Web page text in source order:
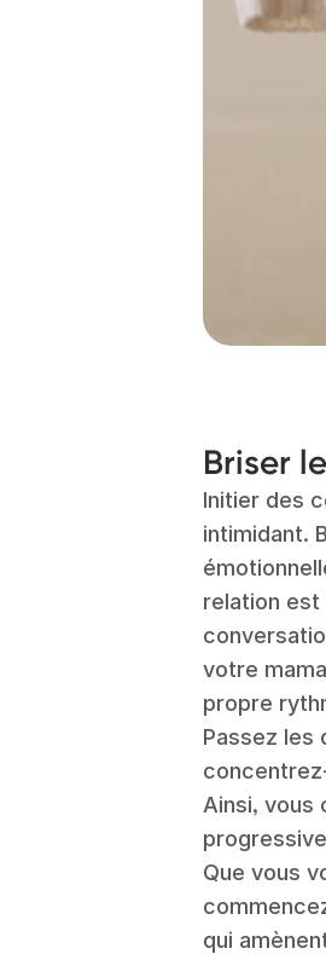
Briser
Initier des
intimidant.
relation est
votre
propre
Passez les
Ainsi, vous
Que vous
qui